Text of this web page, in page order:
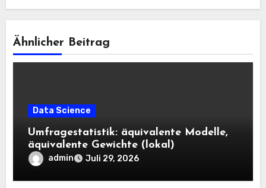
Ähnlicher Beitrag
Data Science
Umfragestatistik: äquivalente Modelle,
äquivalente Gewichte (lokal)
admin Juli 29, 2026